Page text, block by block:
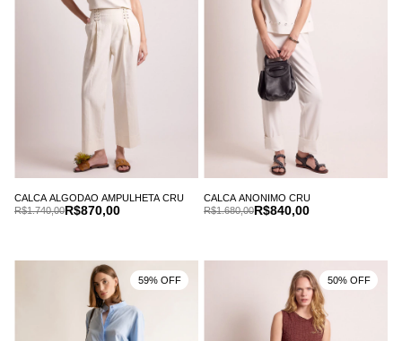
CALCA ALGODAO AMPULHETA CRU
R$870,00
R$1.740,00
CALCA ANONIMO CRU
R$840,00
R$1.680,00
59% OFF 50% OFF